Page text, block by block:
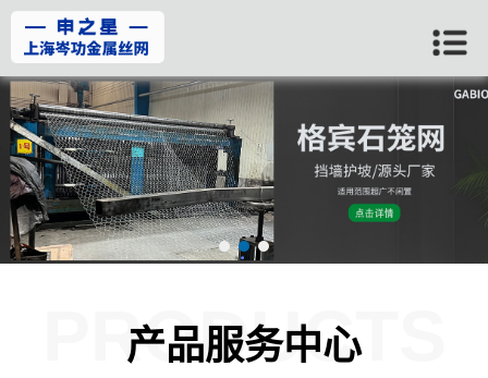
产品服务中心
PRODUCTS